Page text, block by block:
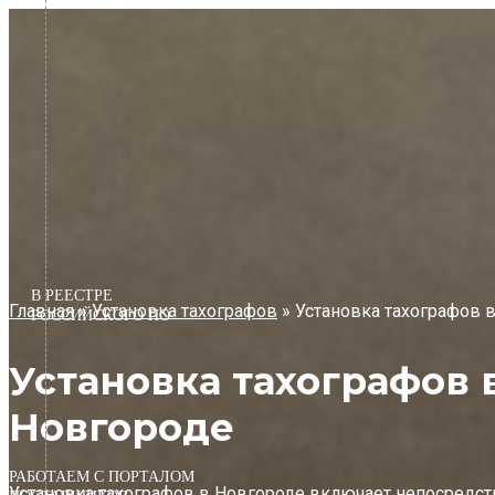
Перейти
содержимому
В РЕЕСТРЕ
РОССИЙСКОГО ПО
РАБОТАЕМ С ПОРТАЛОМ
Главная»Установка тахографов » Установка
Установка
Новгороде